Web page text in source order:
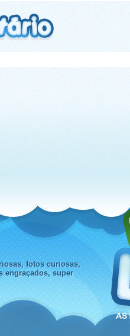
fotos curiosas,
engraçados, super